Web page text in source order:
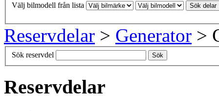
Välj bilmodell från lista Sök delar
Reservdelar > Generator >
Sök reservdel Sök
Reservdelar